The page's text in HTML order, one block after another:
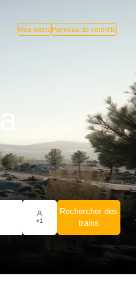
Mes billetsPanneau de contrôle
×1
Rechercher des
trains